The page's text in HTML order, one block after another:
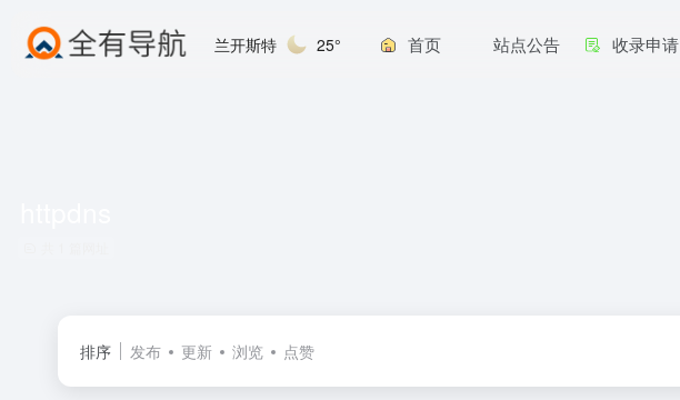
兰开斯特 25° 首页 站点公告 收录申请
排序 发布 更新 浏览 点赞